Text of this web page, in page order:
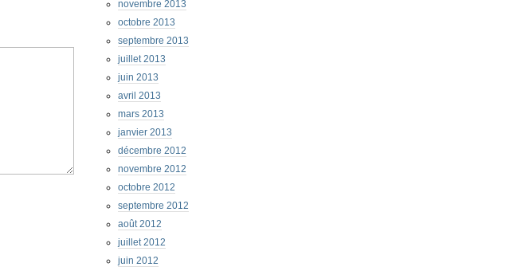
novembre 2013
octobre 2013
septembre 2013
juillet 2013
juin 2013
avril 2013
mars 2013
janvier 2013
décembre 2012
novembre 2012
octobre 2012
septembre 2012
août 2012
juillet 2012
juin 2012